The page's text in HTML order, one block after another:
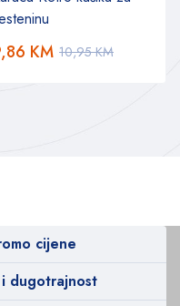
10,95KM
KM
cijene
dugotrajnost